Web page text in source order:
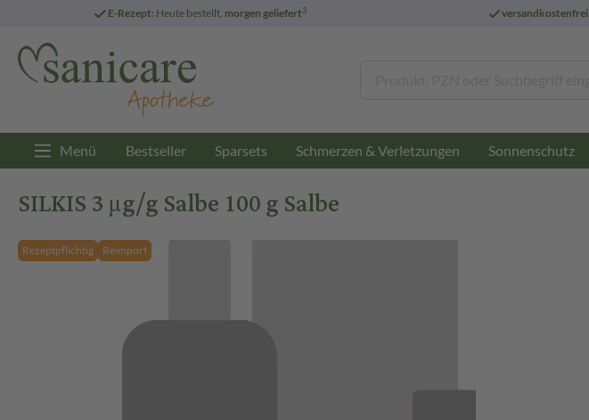
E-Rezept: Heute bestellt, morgen geliefert3 versandkostenfrei
Menü Bestseller Sparsets Schmerzen & Verletzungen Sonnenschutz
SILKIS 3 µg/g Salbe 100 g Salbe
Rezeptpflichtig Reimport